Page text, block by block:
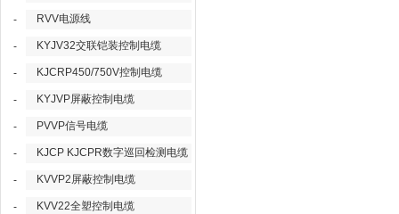
- RVV电源线
- KYJV32交联铠装控制电缆
- KJCRP450/750V控制电缆
- KYJVP屏蔽控制电缆
- PVVP信号电缆
- KJCP KJCPR数字巡回检测电缆
- KVVP2屏蔽控制电缆
- KVV22全塑控制电缆